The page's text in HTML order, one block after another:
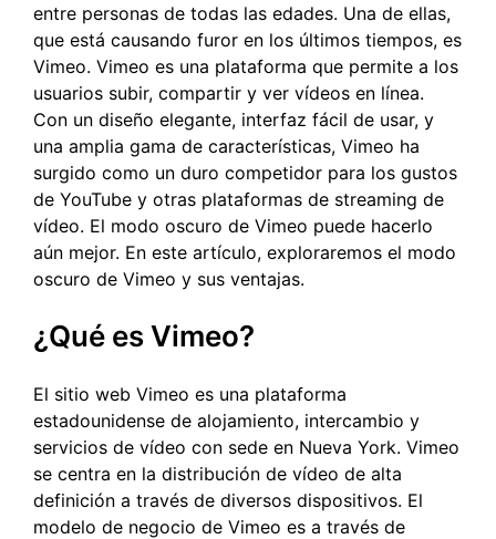
entre personas de todas las edades. Una de ellas,
que está causando furor en los últimos tiempos, es
Vimeo. Vimeo es una plataforma que permite a los
usuarios subir, compartir y ver vídeos en línea.
Con un diseño elegante, interfaz fácil de usar, y
una amplia gama de características, Vimeo ha
surgido como un duro competidor para los gustos
de YouTube y otras plataformas de streaming de
vídeo. El modo oscuro de Vimeo puede hacerlo
aún mejor. En este artículo, exploraremos el modo
oscuro de Vimeo y sus ventajas.
¿Qué es Vimeo?
El sitio web Vimeo es una plataforma
estadounidense de alojamiento, intercambio y
servicios de vídeo con sede en Nueva York. Vimeo
se centra en la distribución de vídeo de alta
definición a través de diversos dispositivos. El
modelo de negocio de Vimeo es a través de